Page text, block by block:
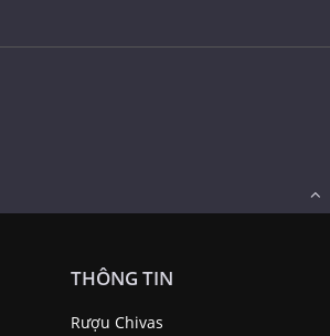
THÔNG TIN
Rượu Chivas